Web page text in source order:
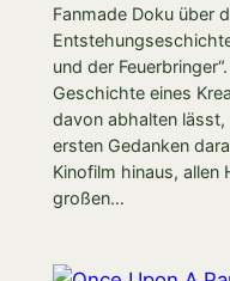
Fanmade Doku über
und der
Geschichte eines
davon abhalten lässt,
ersten Gedanken
Kinofilm hinaus, allen
großen…